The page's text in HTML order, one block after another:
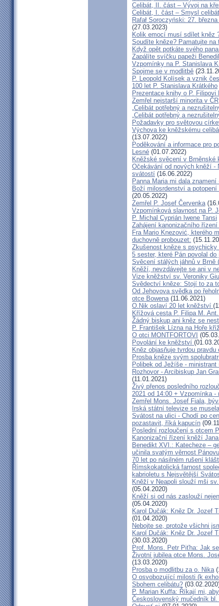
Celibát, II. část – Vývoj na
Celibát, I. část – Smysl
Rafał Soroczyński: 27.
(27.03.2023)
Kolik emocí musí sdílet kněz
Soudíte kněze? Pamatujte
Když opět potkáte svého
Zapálíte svíčku papeži
Vzpomínky na P. Stanislava
Spojme se v modlitbě
P. Leopold Kolísek a vznik
100 let P. Stanislava Krátkého
Prezentace knihy o P. Filipovi
Zemřel nejstarší minorita v ČR
„Celibát potřebný a
„Celibát potřebný a
Požadavky pro světovou
Výchova ke kněžskému
(13.07.2022)
Poděkování a informace pro
Lesné (01.07.2022)
Kněžské svěcení v Brněnské
Očekávání od nových kněží -
svátostí (16.06.2022)
Panna Maria mi dala
Boží milosrdenství a
(20.05.2022)
Zemřel P. Josef Červenka
Vzpomínková slavnost na P.
P. Michal Cyprián Iwene Tansi
Zahájení kanonizačního
Fra Mario Knezović, kterého
duchovně probouzet:
Zkušenost kněze s psychicky
5 sester, které Pán povolal do
Svěcení stálých jáhnů v Brně
Kněží, nevzdávejte se ani v
Vize kněžství sv. Veroniky
Svědectví kněze: Stojí to za
Od Jehovova svědka po
otce Bowena(11.06.2021)
O.Nik oslaví 20 let kněžství
Křížová cesta P. Filipa M.
Žádný biskup ani kněz se
P. František Lízna na Hoře
O otci MONTFORTOVI
Povolání ke kněžství
Kněz objasňuje tvrdou
Prosba kněze svým
Polibek od Ježíše -
Rozhovor - Arcibiskup Jan
(11.01.2021)
Živý přenos posledního
2021 od 14:00 + Vzpomínka
Zemřel Mons. Josef Fiala,
Irská státní televize se
Svátost na ulici - Chodí po
pozastavit, říká kapucín
Poslední rozloučení s otcem
Kanonizační řízení kněží
Benedikt XVI.: Katecheze –
učinila svatým věrnost
70 let po násilném rušení
Římskokatolická farnost
kabrioletu s Nejsvětější
Kněží v Neapoli slouží mši
(05.04.2020)
Kněží si od nás zaslouží
(05.04.2020)
Karol Dučák: Kněz Dr. Jozef
(01.04.2020)
Nebojte se, protože všichni
Karol Dučák: Kněz Dr. Jozef
(30.03.2020)
Prof. Mons. Petr Piťha: Jak
Životní jubilea otce Mons.
(13.03.2020)
Prosba o modlitbu za o. Nika
O osvobozující milosti (k
Sbohem celibátu?
P. Marian Kuffa: Říkají mi,
Československý mučedník